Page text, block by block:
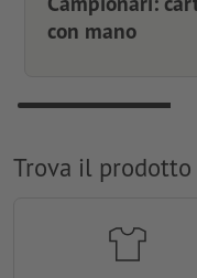
con mano
Trova il